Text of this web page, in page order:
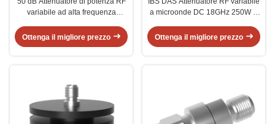
variabile ad alta frequenza
Femmina
Ottenga il migliore prezzo
a microonde DC 18GHz 250W N
Ottenga il migliore prezzo